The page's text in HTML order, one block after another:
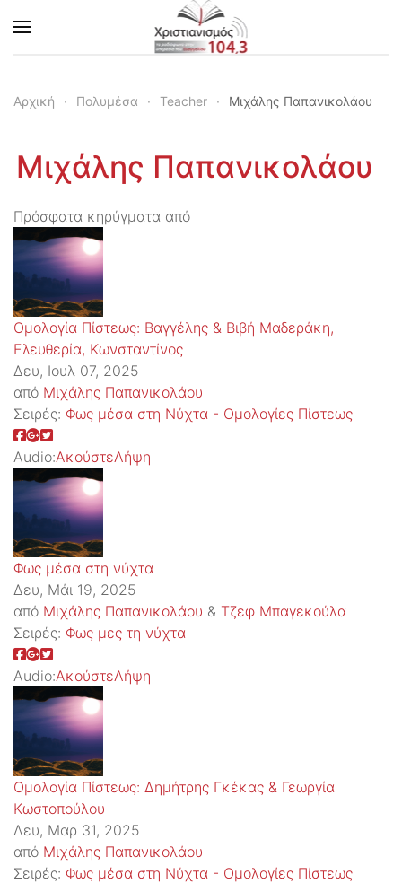
Skip to main content
Αρχική Πολυμέσα Teacher Μιχάλης Παπανικολάου
Μιχάλης Παπανικολάου
Πρόσφατα κηρύγματα από
Ομολογία Πίστεως: Βαγγέλης & Βιβή Μαδεράκη,
Ελευθερία, Κωνσταντίνος
Δευ, Ιουλ 07, 2025
από Μιχάλης Παπανικολάου
Σειρές: Φως μέσα στη Νύχτα - Ομολογίες Πίστεως
Audio:ΑκούστεΛήψη
Φως μέσα στη νύχτα
Δευ, Μάι 19, 2025
από Μιχάλης Παπανικολάου & Τζεφ Μπαγεκούλα
Σειρές: Φως μες τη νύχτα
Audio:ΑκούστεΛήψη
Ομολογία Πίστεως: Δημήτρης Γκέκας & Γεωργία
Κωστοπούλου
Δευ, Μαρ 31, 2025
από Μιχάλης Παπανικολάου
Σειρές: Φως μέσα στη Νύχτα - Ομολογίες Πίστεως